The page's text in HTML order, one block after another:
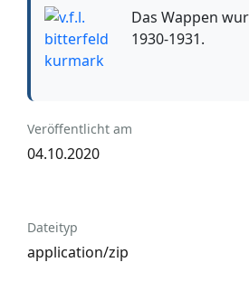
Das Wappen
1930-1931.
Veröffentlicht am
04.10.2020
Dateityp
application/zip